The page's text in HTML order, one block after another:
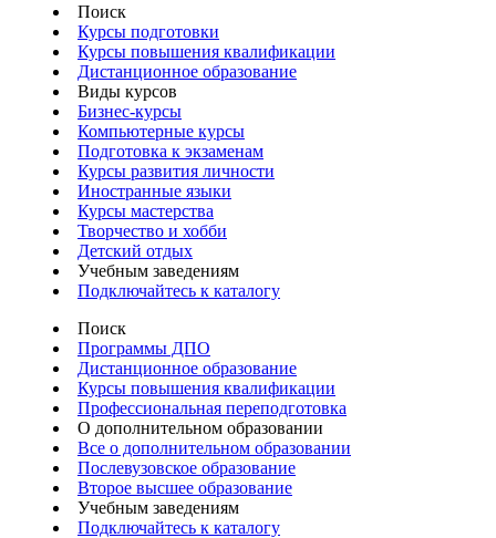
Поиск
Курсы подготовки
Курсы повышения квалификации
Дистанционное образование
Виды курсов
Бизнес-курсы
Компьютерные курсы
Подготовка к экзаменам
Курсы развития личности
Иностранные языки
Курсы мастерства
Творчество и хобби
Детский отдых
Учебным заведениям
Подключайтесь к каталогу
Поиск
Программы ДПО
Дистанционное образование
Курсы повышения квалификации
Профессиональная переподготовка
О дополнительном образовании
Все о дополнительном образовании
Послевузовское образование
Второе высшее образование
Учебным заведениям
Подключайтесь к каталогу